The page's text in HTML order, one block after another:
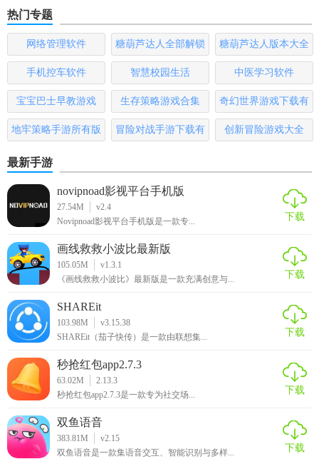
4. 个人中心：用户可在此查看订单状态、管理收货地址、查
看积分及优惠券等个人信息。
【民乐购软件官方版优势】
1. 商品丰富多样：汇聚全国各地民族文化商品，满足用户多
样化需求。
2. 购物体验便捷：支持多种支付方式，提供快速发货及完善
的售后服务。
3. 文化传承价值：通过电商平台推广民族文化，助力民族文
化的传承与发展。
4. 社区氛围浓厚：建立用户社区，增强用户之间的交流与互
动，提升用户粘性。
【民乐购软件官方版点评】
民乐购软件官方版以其独特的民族文化特色和丰富的商品种
物体验，还通过社区交流、文化传承等方式增强了用户的参
与感和归属感。无论是寻找独特民族文化商品的消费者，还
购找到属于自己的舞台。
热门专题
网络管理软件
糖葫芦达人全部解锁
版
糖葫芦达人版本大全
手机控车软件 智慧校园生活 中医学习软件
宝宝巴士早教游戏 生存策略游戏合集
奇幻世界游戏下载有
哪些
地牢策略手游所有版
冒险对战手游下载有
创新冒险游戏大全
最新手游
novipnoad影视平台手机版
27.54M
v2.4
Novipnoad影视平台手机版是一款专...
下载
画线救救小波比最新版
105.05M
v1.3.1
《画线救救小波比》最新版是一款充满创意与...
下载
SHAREit
103.98M
v3.15.38
SHAREit（茄子快传）是一款由联想集...
下载
秒抢红包app2.7.3
63.02M
2.13.3
秒抢红包app2.7.3是一款专为社交场...
下载
双鱼语音
383.81M
v2.15
双鱼语音是一款集语音交互、智能识别与多样...
下载